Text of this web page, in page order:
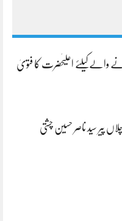
والےکیلئے اعلیٰحضرت کا فتویٰ
پیر سید ناصر حسین چشتی